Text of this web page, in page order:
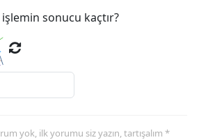
sonucu kaçtır?
yok, ilk yorumu siz yazın, tartışalım *